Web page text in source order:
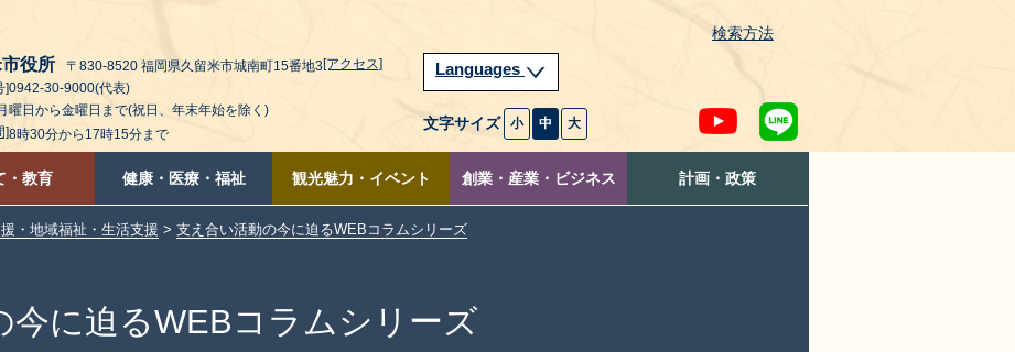
検索方法
役所 〒830-8520 福岡県久留米市城南町15番地3[アクセス]
]0942-30-9000(代表)
曜日から金曜日まで(祝日、年末年始を除く)
]8時30分から17時15分まで
Languages
文字サイズ 小 中 大
・教育 健康・医療・福祉 観光魅力・イベント 創業・産業・ビジネス 計画・政策
・地域福祉・生活支援 > 支え合い活動の今に迫るWEBコラムシリーズ
今に迫るWEBコラムシリーズ